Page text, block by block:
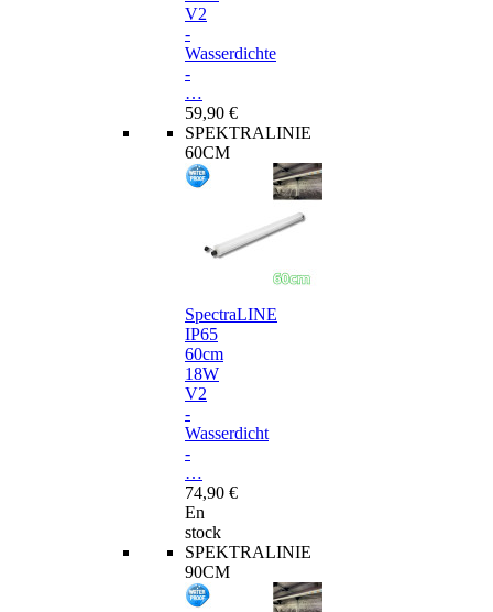
V2
-
Wasserdichte
-
…
59,90 €
SPEKTRALINIE
60CM
SpectraLINE
IP65
60cm
18W
V2
-
Wasserdicht
-
…
74,90 €
En
stock
SPEKTRALINIE
90CM